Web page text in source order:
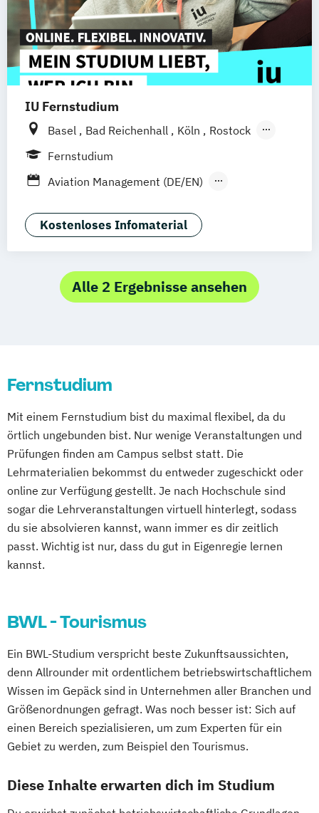
IU Fernstudium
Basel Bad Reichenhall Köln
Rostock
Freiburg
Deggendorf Karlsruhe Kassel
Oberhausen Offenbach Saarbrücken
Neu-Ulm Graz Innsbruck Wien
Augsburg Freising Friedrichshafen
Klagenfurt Magdeburg Münster Trier
Würzburg Chemnitz Linz
Fernstudium
Aviation Management (DE/EN)
General Management
Tourismusmanagement
Kostenloses Infomaterial
Alle 2 Ergebnisse ansehen
Fernstudium
Mit einem Fernstudium bist du maximal flexibel, da du
örtlich ungebunden bist. Nur wenige Veranstaltungen und
Prüfungen finden am Campus selbst statt. Die
Lehrmaterialien bekommst du entweder zugeschickt oder
online zur Verfügung gestellt. Je nach Hochschule sind
sogar die Lehrveranstaltungen virtuell hinterlegt, sodass
du sie absolvieren kannst, wann immer es dir zeitlich
passt. Wichtig ist nur, dass du gut in Eigenregie lernen
kannst.
BWL - Tourismus
Ein BWL-Studium verspricht beste Zukunftsaussichten,
denn Allrounder mit ordentlichem betriebswirtschaftlichem
Wissen im Gepäck sind in Unternehmen aller Branchen und
Größenordnungen gefragt. Was noch besser ist: Sich auf
einen Bereich spezialisieren, um zum Experten für ein
Gebiet zu werden, zum Beispiel den Tourismus.
Diese Inhalte erwarten dich im Studium